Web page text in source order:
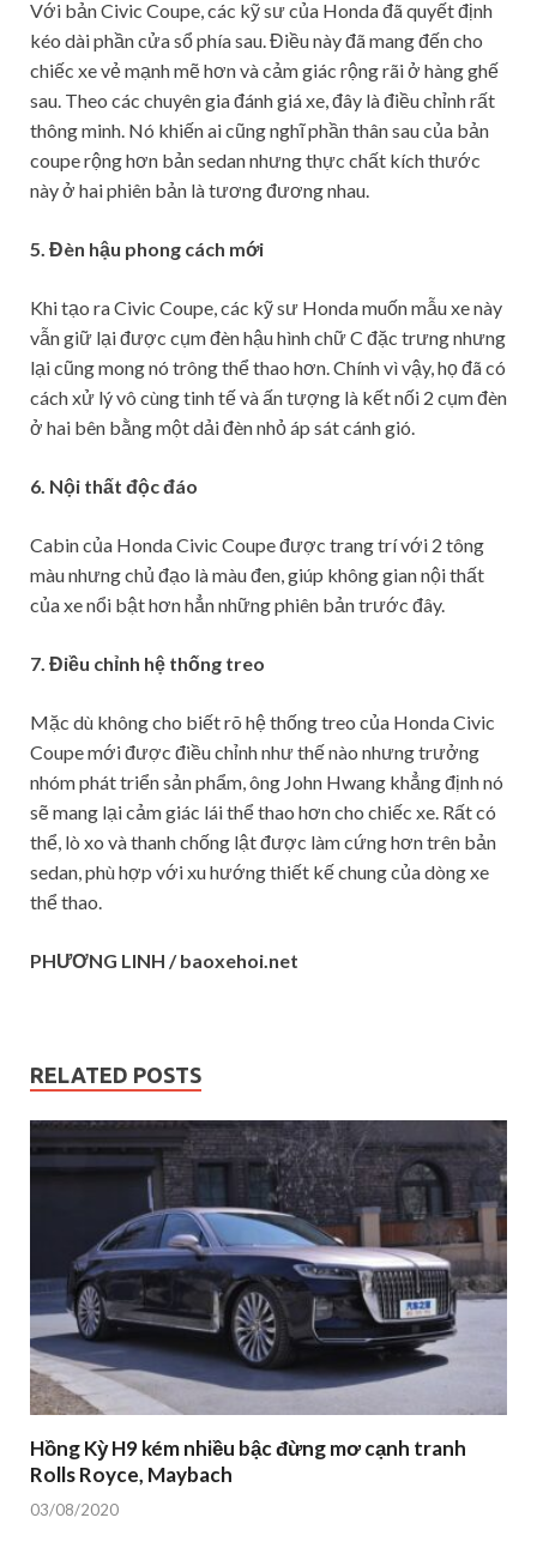
Với bản Civic Coupe, các kỹ sư của Honda đã quyết định
kéo dài phần cửa sổ phía sau. Điều này đã mang đến cho
chiếc xe vẻ mạnh mẽ hơn và cảm giác rộng rãi ở hàng ghế
sau. Theo các chuyên gia đánh giá xe, đây là điều chỉnh rất
thông minh. Nó khiến ai cũng nghĩ phần thân sau của bản
coupe rộng hơn bản sedan nhưng thực chất kích thước
này ở hai phiên bản là tương đương nhau.
5. Đèn hậu phong cách mới
​Khi tạo ra Civic Coupe, các kỹ sư Honda muốn mẫu xe này
vẫn giữ lại được cụm đèn hậu hình chữ C đặc trưng nhưng
lại cũng mong nó trông thể thao hơn. Chính vì vậy, họ đã có
cách xử lý vô cùng tinh tế và ấn tượng là kết nối 2 cụm đèn
ở hai bên bằng một dải đèn nhỏ áp sát cánh gió.
6. Nội thất độc đáo
​Cabin của Honda Civic Coupe được trang trí với 2 tông
màu nhưng chủ đạo là màu đen, giúp không gian nội thất
của xe nổi bật hơn hẳn những phiên bản trước đây.
7. Điều chỉnh hệ thống treo
Mặc dù không cho biết rõ hệ thống treo của Honda Civic
Coupe mới được điều chỉnh như thế nào nhưng trưởng
nhóm phát triển sản phẩm, ông John Hwang khẳng định nó
sẽ mang lại cảm giác lái thể thao hơn cho chiếc xe. Rất có
thể, lò xo và thanh chống lật được làm cứng hơn trên bản
sedan, phù hợp với xu hướng thiết kế chung của dòng xe
thể thao.
PHƯƠNG LINH / baoxehoi.net
RELATED POSTS
Hồng Kỳ H9 kém nhiều bậc đừng mơ cạnh tranh
Rolls Royce, Maybach
03/08/2020